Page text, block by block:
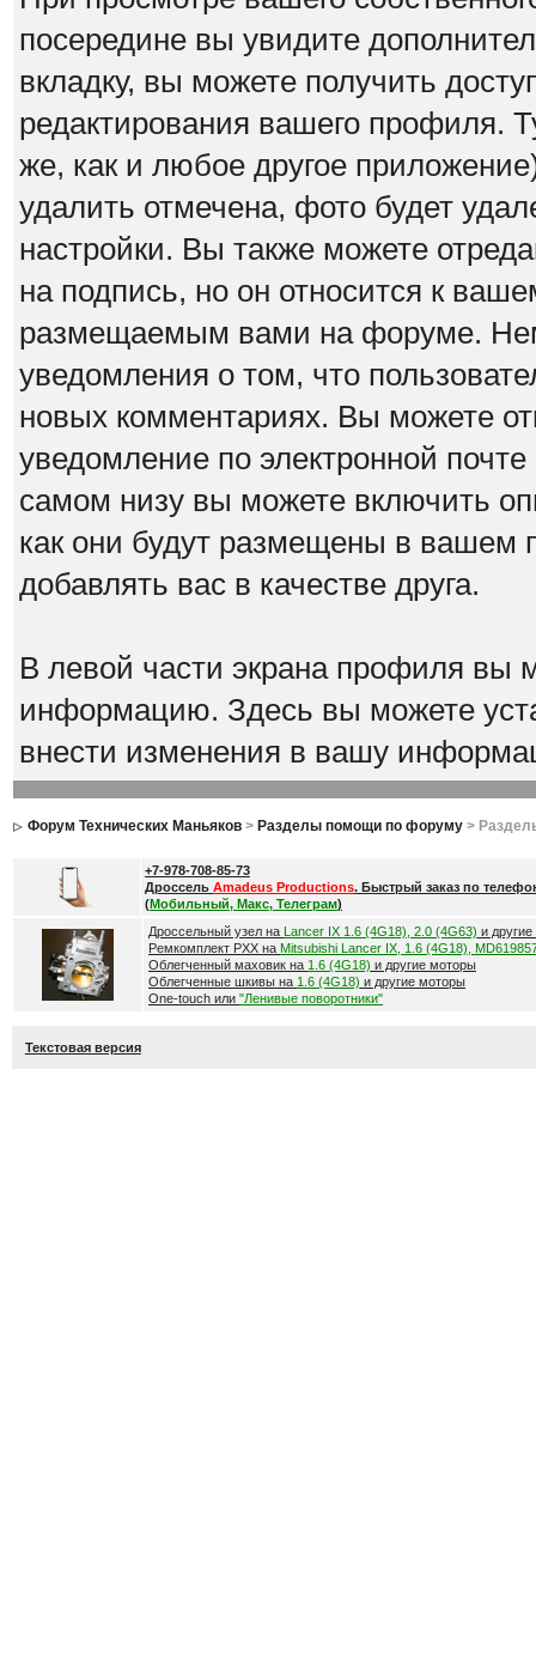
посередине вы увидите
вкладку, вы можете получить
редактирования вашего профиля.
же, как и любое другое
удалить отмечена, фото будет
настройки. Вы также можете
на подпись, но он относится к
размещаемым вами на форуме.
уведомления о том, что
новых комментариях. Вы можете
уведомление по электронной
самом низу вы можете включить
как они будут размещены в вашем
добавлять вас в качестве друга.
В левой части экрана профиля вы
информацию. Здесь вы можете
внести изменения в вашу
Форум Технических Маньяков> Разделы помощи по форуму>
+7-978-708-85-73
Дроссель Amadeus Productions. Быстрый заказ по
(Мобильный, Макс, Телеграм)
Дроссельный узел на Lancer IX 1.6 (4G18), 2.0 (4G63) и
Ремкомплект РХХ на Mitsubishi Lancer IX, 1.6 (4G18),
Облегченный маховик на 1.6 (4G18) и другие моторы
Облегченные шкивы на 1.6 (4G18) и другие моторы
One-touch или "Ленивые поворотники"
Текстовая версия